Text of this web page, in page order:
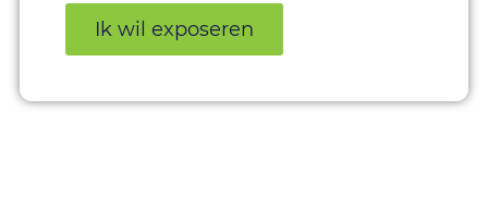
Ik wil exposeren